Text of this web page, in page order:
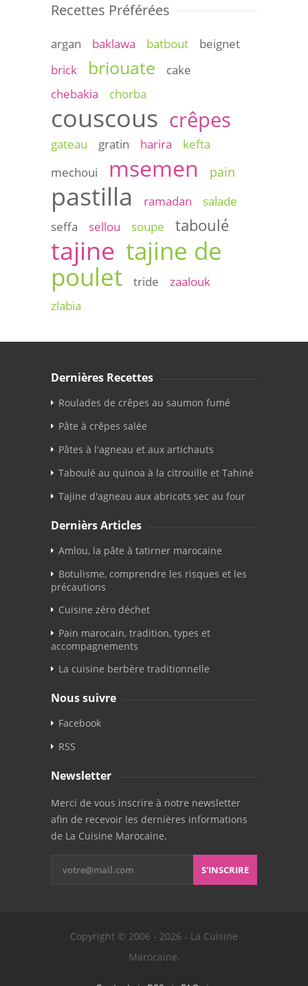
Recettes Préférées
argan baklawa batbout
beignet
brick
briouate
cake
chebakia
chorba
couscous crêpes
gateau gratin harira
kefta
mechoui
msemen pain
pastilla ramadan
salade
seffa
sellou soupe taboulé
tajine tajine de
poulet
tride
zaalouk
zlabia
Dernières Recettes
Roulades de crêpes au saumon fumé
Pâte à crêpes salée
Pâtes à l'agneau et aux artichauts
Taboulé au quinoa à la citrouille et Tahiné
Tajine d'agneau aux abricots sec au four
Dernièrs Articles
Amlou, la pâte à tatirner marocaine
Botulisme, comprendre les risques et les
précautions
Cuisine zéro déchet
Pain marocain, tradition, types et
accompagnements
La cuisine berbère traditionnelle
Nous suivre
Facebook
RSS
Newsletter
Merci de vous inscrire à notre newsletter
afin de recevoir les dernières informations
de La Cuisine Marocaine.
S'INSCRIRE
Copyright © 2006 - 2026 - La Cuisine
Marocaine.